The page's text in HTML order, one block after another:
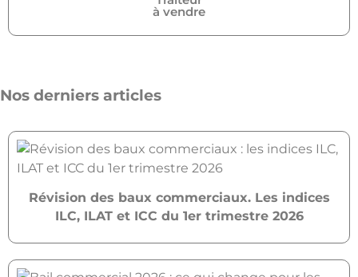
à vendre
Nos derniers articles
Révision des baux commerciaux. Les indices
ILC, ILAT et ICC du 1er trimestre 2026